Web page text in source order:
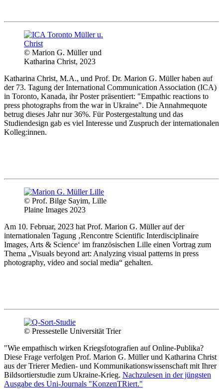
© Marion G. Müller und
Katharina Christ, 2023
Katharina Christ, M.A., und Prof. Dr. Marion G. Müller haben auf
der 73. Tagung der International Communication Association (ICA)
in Toronto, Kanada, ihr Poster präsentiert: "Empathic reactions to
press photographs from the war in Ukraine". Die Annahmequote
betrug dieses Jahr nur 36%. Für Postergestaltung und das
Studiendesign gab es viel Interesse und Zuspruch der internationalen
Kolleg:innen.
© Prof. Bilge Sayim, Lille
Plaine Images 2023
Am 10. Februar, 2023 hat Prof. Marion G. Müller auf der
internationalen Tagung ‚Rencontre Scientific Interdisciplinaire
Images, Arts & Science‘ im französischen Lille einen Vortrag zum
Thema „Visuals beyond art: Analyzing visual patterns in press
photography, video and social media“ gehalten.
© Pressestelle Universität Trier
"Wie empathisch wirken Kriegsfotografien auf Online-Publika?
Diese Frage verfolgen Prof. Marion G. Müller und Katharina Christ
aus der Trierer Medien- und Kommunikationswissenschaft mit Ihrer
Bildsortierstudie zum Ukraine-Krieg. Nachzulesen in der jüngsten
Ausgabe des Uni-Journals "KonzenTRiert."